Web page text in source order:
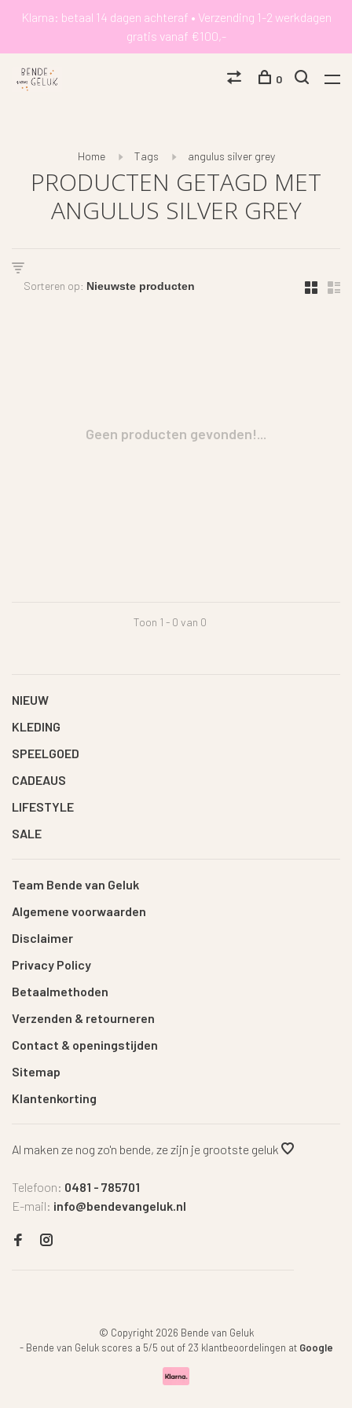
Klarna: betaal 14 dagen achteraf • Verzending 1-2 werkdagen
gratis vanaf €100,-
0
Home Tags angulus silver grey
PRODUCTEN GETAGD MET
ANGULUS SILVER GREY
Sorteren op:
Geen producten gevonden!...
Toon 1 - 0 van 0
NIEUW
KLEDING
SPEELGOED
CADEAUS
LIFESTYLE
SALE
Team Bende van Geluk
Algemene voorwaarden
Disclaimer
Privacy Policy
Betaalmethoden
Verzenden & retourneren
Contact & openingstijden
Sitemap
Klantenkorting
Al maken ze nog zo'n bende, ze zijn je grootste geluk
Telefoon: 0481 - 785701
E-mail: info@bendevangeluk.nl
© Copyright 2026 Bende van Geluk
- Bende van Geluk scores a 5/5 out of 23 klantbeoordelingen at Google